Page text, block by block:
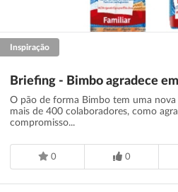
Inspiração
Briefing - Bimbo agradece
O pão de forma Bimbo tem uma
mais de 400 colaboradores, como
compromisso...
0 0